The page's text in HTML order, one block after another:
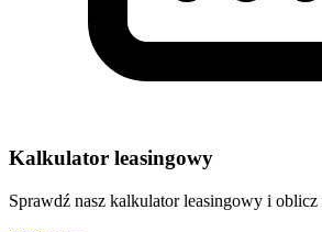
Kalkulator leasingowy
Sprawdź nasz kalkulator leasingowy i oblicz